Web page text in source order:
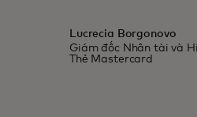
Lucrecia Borgonovo
Giám đốc Nhân tài và
Thẻ Mastercard